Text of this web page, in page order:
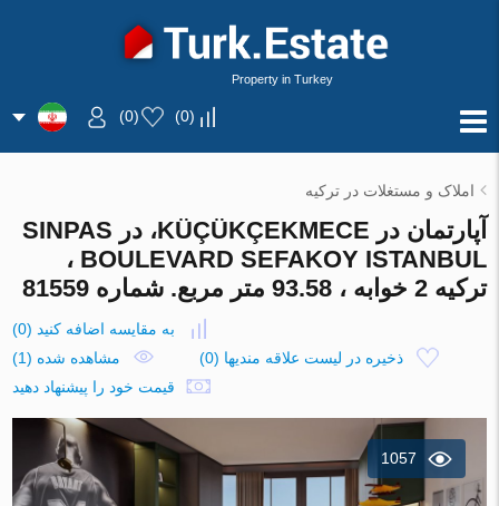
Property in Turkey
(
0
)
(
0
)
املاک و مستغلات در ترکیه
آپارتمان در KÜÇÜKÇEKMECE، در SINPAS
BOULEVARD SEFAKOY ISTANBUL ،
ترکیه 2 خوابه ، 93.58 متر مربع. شماره 81559
به مقایسه اضافه کنید (
0
)
ذخیره در لیست علاقه مندیها (
0
)
مشاهده شده (1)
قیمت خود را پیشنهاد دهید
1057